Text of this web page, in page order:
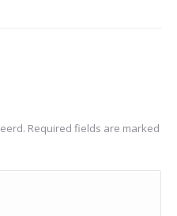
Required fields are marked